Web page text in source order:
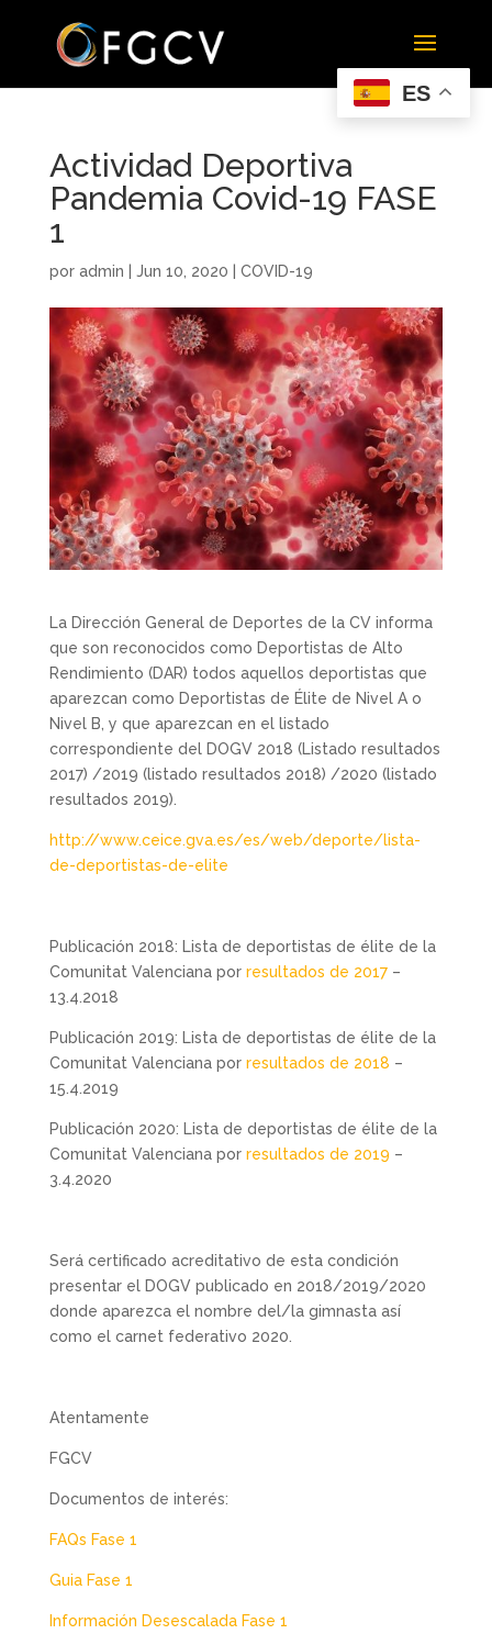
Actividad Deportiva
Pandemia Covid-19 FASE
1
por admin Jun 10, 2020 COVID-19
La Dirección General de Deportes de la CV informa
que son reconocidos como Deportistas de Alto
Rendimiento (DAR) todos aquellos deportistas que
aparezcan como Deportistas de Élite de Nivel A o
Nivel B, y que aparezcan en el listado
correspondiente del DOGV 2018 (Listado resultados
2017) /2019 (listado resultados 2018) /2020 (listado
resultados 2019).
http://www.ceice.gva.es/es/web/deporte/lista-
de-deportistas-de-elite
Publicación 2018: Lista de deportistas de élite de la
Comunitat Valenciana por resultados de 2017–
13.4.2018
Publicación 2019: Lista de deportistas de élite de la
Comunitat Valenciana por resultados de 2018 –
15.4.2019
Publicación 2020: Lista de deportistas de élite de la
Comunitat Valenciana por resultados de 2019 –
3.4.2020
Será certificado acreditativo de esta condición
presentar el DOGV publicado en 2018/2019/2020
donde aparezca el nombre del/la gimnasta así
como el carnet federativo 2020.
Atentamente
FGCV
Documentos de interés:
FAQs Fase 1
Guia Fase 1
Información Desescalada Fase 1
ES